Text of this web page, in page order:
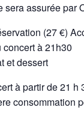
sera assurée par
(27 €)
à 21h30
et dessert
à partir de 21 h
consommation